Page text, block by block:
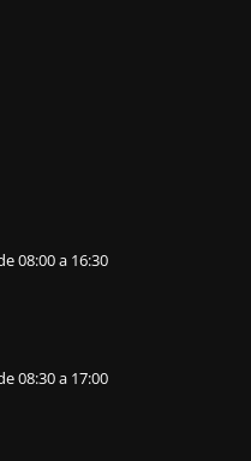
08:00 a 16:30
08:30 a 17:00